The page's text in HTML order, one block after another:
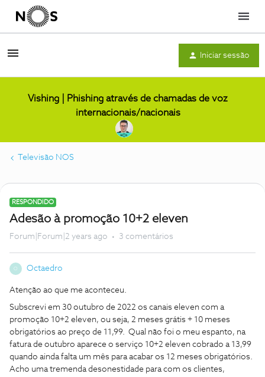
Menu
Iniciar sessão
Vishing | Phishing através de chamadas de voz
internacionais/nacionais
Televisão NOS
RESPONDIDO
Adesão à promoção 10+2 eleven
Forum|Forum|2 years ago 3 comentários
O Octaedro
Atenção ao que me aconteceu.
Subscrevi em 30 outubro de 2022 os canais eleven com a
promoção 10+2 eleven, ou seja, 2 meses grátis + 10 meses
obrigatórios ao preço de 11,99. Qual não foi o meu espanto, na
fatura de outubro aparece o serviço 10+2 eleven cobrado a 13,99
quando ainda falta um mês para acabar os 12 meses obrigatórios.
Acho uma tremenda desonestidade para com os clientes,